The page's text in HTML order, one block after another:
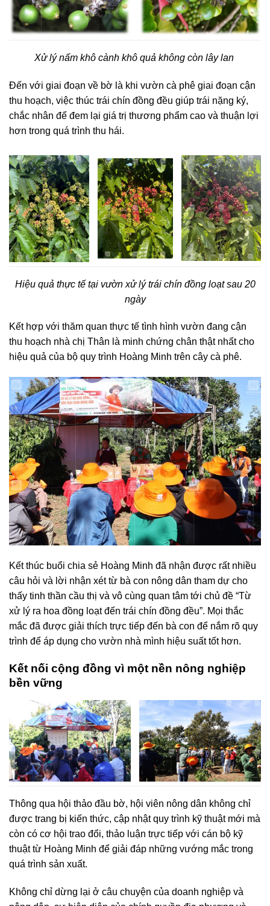
Xử lý nấm khô cành khô quả không còn lây lan
Đến với giai đoạn về bờ là khi vườn cà phê giai đoạn cận
thu hoạch, việc thúc trái chín đồng đều giúp trái nặng ký,
chắc nhân để đem lại giá trị thương phẩm cao và thuận lợi
hơn trong quá trình thu hái.
Hiệu quả thực tế tại vườn xử lý trái chín đồng loạt sau 20
ngày
Kết hợp với thăm quan thực tế tình hình vườn đang cận
thu hoạch nhà chị Thân là minh chứng chân thật nhất cho
hiệu quả của bộ quy trình Hoàng Minh trên cây cà phê.
Kết thúc buổi chia sẻ Hoàng Minh đã nhận được rất nhiều
câu hỏi và lời nhận xét từ bà con nông dân tham dự cho
thấy tinh thần cầu thị và vô cùng quan tâm tới chủ đề “Từ
xử lý ra hoa đồng loạt đến trái chín đồng đều”. Mọi thắc
mắc đã được giải thích trực tiếp đến bà con để nắm rõ quy
trình để áp dụng cho vườn nhà mình hiệu suất tốt hơn.
Kết nối cộng đồng vì một nền nông nghiệp
bền vững
Thông qua hội thảo đầu bờ, hội viên nông dân không chỉ
được trang bị kiến thức, cập nhật quy trình kỹ thuật mới mà
còn có cơ hội trao đổi, thảo luận trực tiếp với cán bộ kỹ
thuật từ Hoàng Minh để giải đáp những vướng mắc trong
quá trình sản xuất.
Không chỉ dừng lại ở câu chuyện của doanh nghiệp và